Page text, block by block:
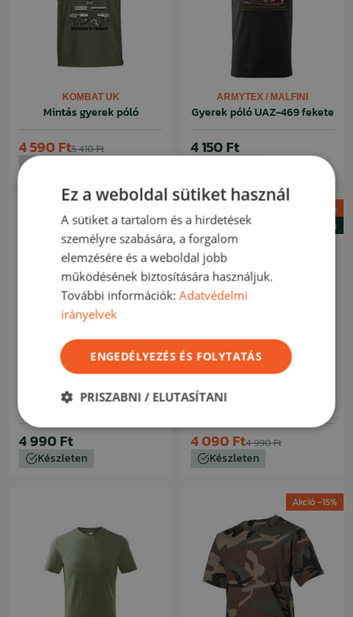
KOMBAT UK
Mintás gyerek póló
5 410 Ft
4 590 Ft
ARMYTEX / MALFINI
Gyerek póló UAZ-469 fekete
4 150 Ft
MFH NEMECKO
Gyerek póló 100% pamut
flecktarn
4 990 Ft
Készleten
Akció -18%
Nyári kiárusítás
ARMYTEX / MALFINI
Gyerek póló "PRAGA V3S"
4 990 Ft
4 090 Ft
Készleten
Akció -15%
Ez a weboldal sütiket használ
A sütiket a tartalom és a hirdetések
személyre szabására, a forgalom
elemzésére és a weboldal jobb
működésének biztosítására használjuk.
További információk:Adatvédelmi
irányelvek
ENGEDÉLYEZÉS ÉS FOLYTATÁS
PRISZABNI / ELUTASÍTANI